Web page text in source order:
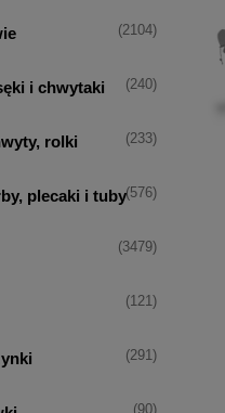
(2104)
i chwytaki (240)
rolki (233)
plecaki i tuby(576)
(3479)
(121)
(291)
(90)